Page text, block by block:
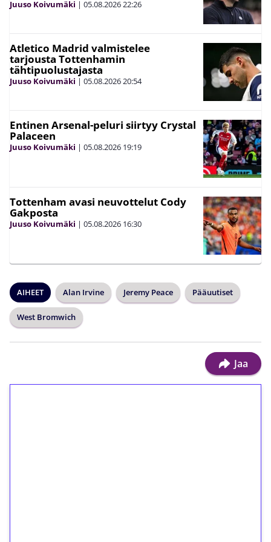
Juuso Koivumäki | 05.08.202622:26
Atletico Madrid valmistelee
tarjousta Tottenhamin
tähtipuolustajasta
Juuso Koivumäki | 05.08.202620:54
Entinen Arsenal-peluri siirtyy Crystal
Palaceen
Juuso Koivumäki | 05.08.2026 19:19
Tottenham avasi neuvottelut Cody
Gakposta
Juuso Koivumäki | 05.08.2026 16:30
AIHEET Alan Irvine Jeremy Peace Pääuutiset
West Bromwich
Jaa